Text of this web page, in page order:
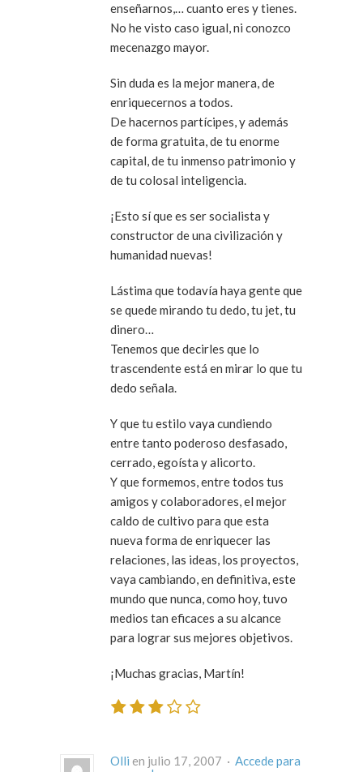
enseñarnos,… cuanto eres y tienes.
No he visto caso igual, ni conozco
mecenazgo mayor.
Sin duda es la mejor manera, de
enriquecernos a todos.
De hacernos partícipes, y además
de forma gratuita, de tu enorme
capital, de tu inmenso patrimonio y
de tu colosal inteligencia.
¡Esto sí que es ser socialista y
constructor de una civilización y
humanidad nuevas!
Lástima que todavía haya gente que
se quede mirando tu dedo, tu jet, tu
dinero…
Tenemos que decirles que lo
trascendente está en mirar lo que tu
dedo señala.
Y que tu estilo vaya cundiendo
entre tanto poderoso desfasado,
cerrado, egoísta y alicorto.
Y que formemos, entre todos tus
amigos y colaboradores, el mejor
caldo de cultivo para que esta
nueva forma de enriquecer las
relaciones, las ideas, los proyectos,
vaya cambiando, en definitiva, este
mundo que nunca, como hoy, tuvo
medios tan eficaces a su alcance
para lograr sus mejores objetivos.
¡Muchas gracias, Martín!
Olli en julio 17, 2007 · Accede para